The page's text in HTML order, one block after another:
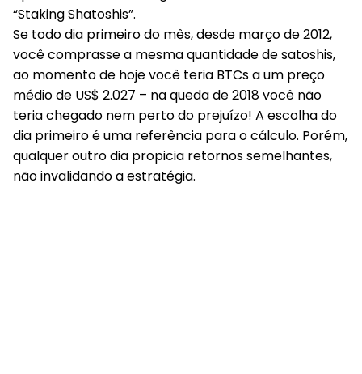
“Staking Shatoshis”.
Se todo dia primeiro do mês, desde março de 2012,
você comprasse a mesma quantidade de satoshis,
ao momento de hoje você teria BTCs a um preço
médio de US$ 2.027 – na queda de 2018 você não
teria chegado nem perto do prejuízo! A escolha do
dia primeiro é uma referência para o cálculo. Porém,
qualquer outro dia propicia retornos semelhantes,
não invalidando a estratégia.